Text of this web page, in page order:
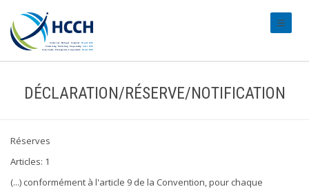
DÉCLARATION/RÉSERVE/NOTIFICATION
Réserves
Articles: 1
(...) conformément à l'article 9 de la Convention, pour chaque